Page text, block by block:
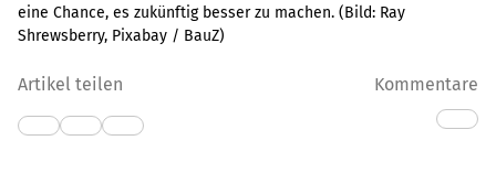
eine Chance, es zukünftig besser zu machen. (Bild: Ray
Shrewsberry, Pixabay / BauZ)
Artikel teilen Kommentare